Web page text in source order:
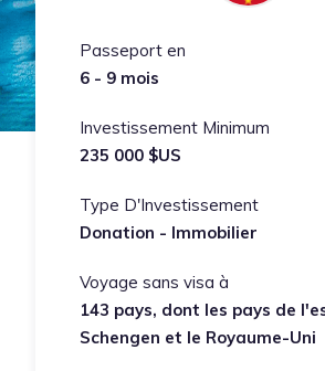
Passeport en
6 - 9 mois
Investissement Minimum
235 000 $US
Type D'Investissement
Donation - Immobilier
Voyage sans visa à
143 pays, dont les pays de
Schengen et le Royaume-Uni